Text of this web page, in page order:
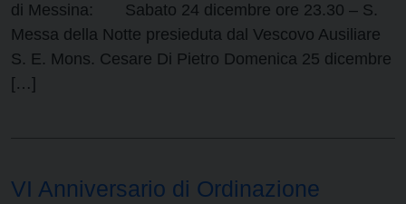
di Messina: Sabato 24 dicembre ore 23.30 – S.
Messa della Notte presieduta dal Vescovo Ausiliare
S. E. Mons. Cesare Di Pietro Domenica 25 dicembre
[…]
VI Anniversario di Ordinazione